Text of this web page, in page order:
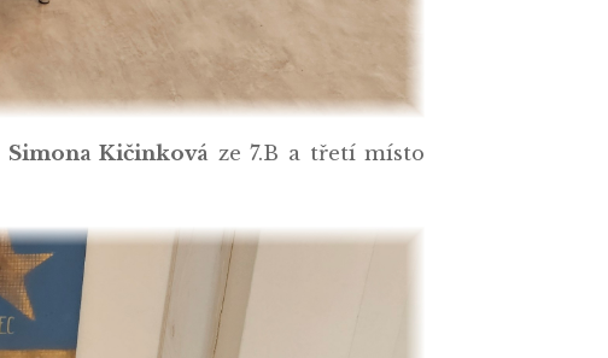
Simona Kičinková ze 7.B a třetí místo